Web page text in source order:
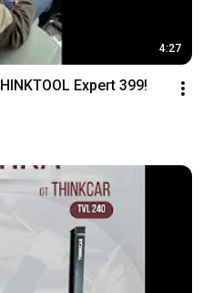
4:27
Expert 399!